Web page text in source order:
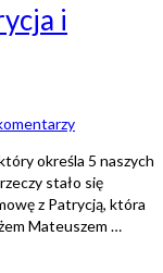
i
określa 5 naszych
stało się
z Patrycją, która
Mateuszem …